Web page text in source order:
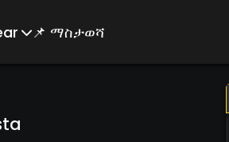
📌 ማስታወሻ